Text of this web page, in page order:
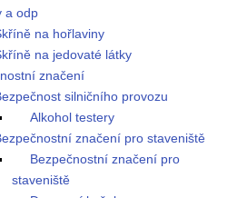
a odp
na hořlaviny
na jedovaté látky
značení
silničního provozu
Alkohol testery
značení pro staveniště
Bezpečnostní značení pro
staveniště